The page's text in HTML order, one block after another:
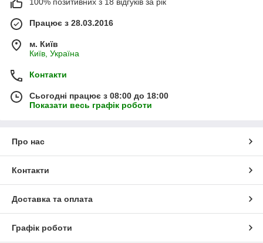
Працює з 28.03.2016
м. Київ
Київ, Україна
Контакти
Сьогодні працює з 08:00 до 18:00
Показати весь графік роботи
Про нас
Контакти
Доставка та оплата
Графік роботи